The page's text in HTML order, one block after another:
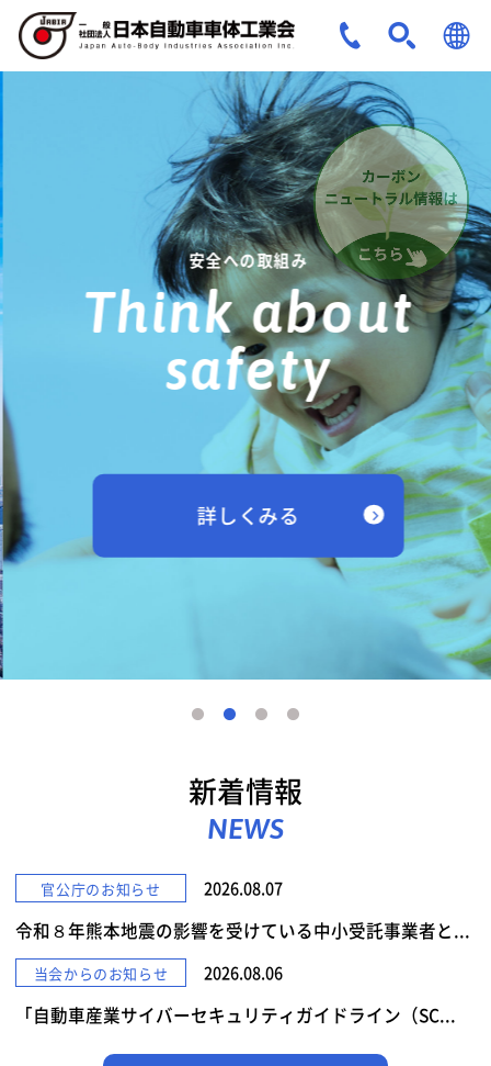
ENG
安全への取組み
Think about
safety
詳しくみる
新着情報
NEWS
官公庁のお知らせ 2026.08.07
令和８年熊本地震の影響を受けている中小受託事業者と...
当会からのお知らせ 2026.08.06
「自動車産業サイバーセキュリティガイドライン（SC...